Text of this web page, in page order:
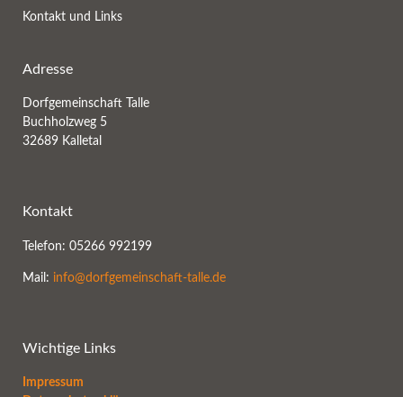
Kontakt und Links
Adresse
Dorfgemeinschaft Talle
Buchholzweg 5
32689 Kalletal
Kontakt
Telefon: 05266 992199
Mail: info@dorfgemeinschaft-talle.de
Wichtige Links
Impressum